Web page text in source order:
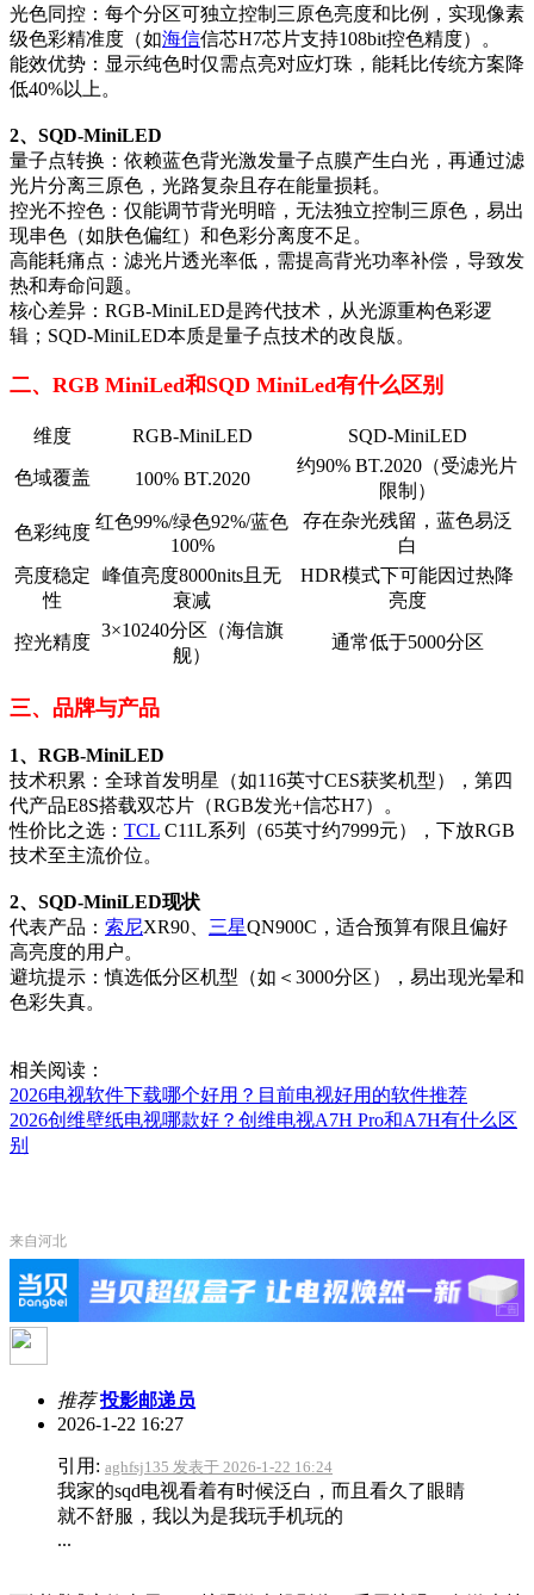
光色同控：每个分区可独立控制三原色亮度和比例，实现像素
级色彩精准度（如海信信芯H7芯片支持108bit控色精度）。
能效优势：显示纯色时仅需点亮对应灯珠，能耗比传统方案降
低40%以上。
2、SQD-MiniLED
量子点转换：依赖蓝色背光激发量子点膜产生白光，再通过滤
光片分离三原色，光路复杂且存在能量损耗。
控光不控色：仅能调节背光明暗，无法独立控制三原色，易出
现串色（如肤色偏红）和色彩分离度不足。
高能耗痛点：滤光片透光率低，需提高背光功率补偿，导致发
热和寿命问题。
核心差异：RGB-MiniLED是跨代技术，从光源重构色彩逻
辑；SQD-MiniLED本质是量子点技术的改良版。
二、 RGB MiniLed和SQD MiniLed有什么区别
维度 RGB-MiniLED SQD-MiniLED
色域覆盖 100% BT.2020
约90% BT.2020（受滤光片
限制）
色彩纯度
红色99%/绿色92%/蓝色
100%
存在杂光残留，蓝色易泛
白
亮度稳定
性
峰值亮度8000nits且无
衰减
HDR模式下可能因过热降
亮度
控光精度
3×10240分区（海信旗
舰）
通常低于5000分区
三、品牌与产品
1、RGB-MiniLED
技术积累：全球首发明星（如116英寸CES获奖机型），第四
代产品E8S搭载双芯片（RGB发光+信芯H7）。
性价比之选： TCL C11L系列（65英寸约7999元），下放RGB
技术至主流价位。
2、SQD-MiniLED现状
代表产品： 索尼XR90、 三星QN900C，适合预算有限且偏好
高亮度的用户。
避坑提示：慎选低分区机型（如＜3000分区），易出现光晕和
色彩失真。
相关阅读：
2026电视软件下载哪个好用？目前电视好用的软件推荐
2026创维壁纸电视哪款好？创维电视A7H Pro和A7H有什么区
别
来自河北
推荐投影邮递员
2026-1-22 16:27
引用: aghfsj135 发表于 2026-1-22 16:24
我家的sqd电视看着有时候泛白，而且看久了眼睛
就不舒服，我以为是我玩手机玩的
...